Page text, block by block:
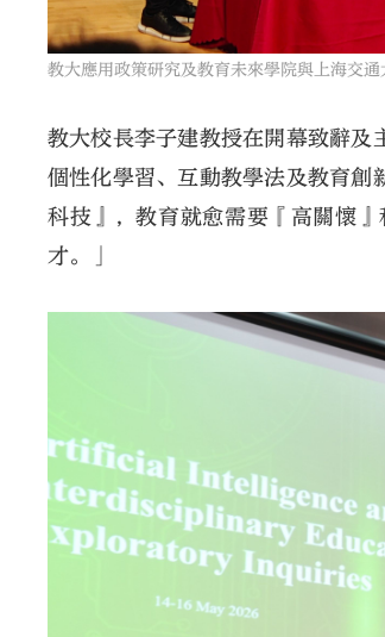
教大應用政策研究及教育未來學院與上海交
教大校長李子建教授在開幕致辭及
個性化學習、互動教學法及教育創
科技』，教育就愈需要『高關懷
才。」